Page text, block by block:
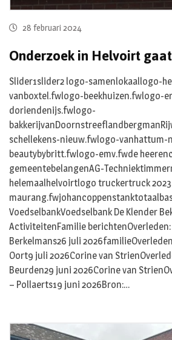
28 februari 2024
Onderzoek in Helvoirt
Slider1slider2 logo-samenlokaallogo-
vanboxtel.fwlogo-beekhuizen.fwlogo-
doriendenijs.fwlogo-
schellekens-nieuw.fwlogo-vanhattum-
beautybybritt.fwlogo-emv.fwde
gemeentebelangenAG-
helemaalhelvoirtlogo truckertruck
VoedselbankVoedselbank De Klender
ActiviteitenFamilie
Berkelmans26 juli
Oort9 juli 2026Corine van
Beurden29 juni 2026Corine van
– Pollaerts19 juni 2026Bron:…